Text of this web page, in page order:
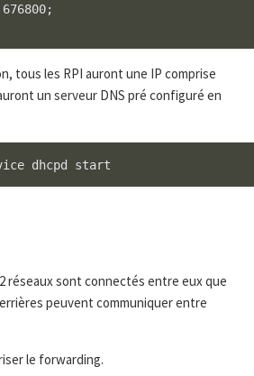
tous les RPI auront une IP comprise
un serveur DNS pré configuré en
réseaux sont connectés entre eux que
peuvent communiquer entre
le forwarding.